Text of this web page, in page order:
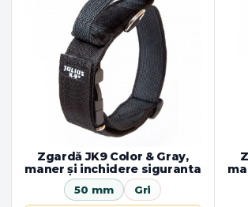
Zgardă JK9 Color & Gray,
maner și inchidere siguranta
50 mm Gri